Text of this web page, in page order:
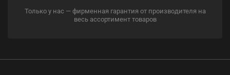
Только у нас — фирменная гарантия от производителя на
весь ассортимент товаров